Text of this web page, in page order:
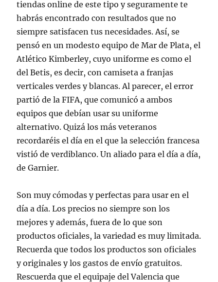
tiendas online de este tipo y seguramente te
habrás encontrado con resultados que no
siempre satisfacen tus necesidades. Así, se
pensó en un modesto equipo de Mar de Plata, el
Atlético Kimberley, cuyo uniforme es como el
del Betis, es decir, con camiseta a franjas
verticales verdes y blancas. Al parecer, el error
partió de la FIFA, que comunicó a ambos
equipos que debían usar su uniforme
alternativo. Quizá los más veteranos
recordaréis el día en el que la selección francesa
vistió de verdiblanco. Un aliado para el día a día,
de Garnier.
Son muy cómodas y perfectas para usar en el
día a día. Los precios no siempre son los
mejores y además, fuera de lo que son
productos oficiales, la variedad es muy limitada.
Recuerda que todos los productos son oficiales
y originales y los gastos de envío gratuitos.
Rescuerda que el equipaje del Valencia que